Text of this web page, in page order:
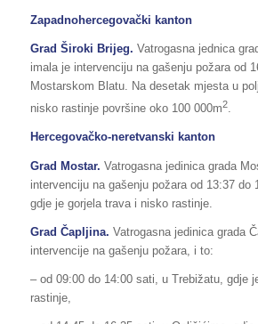
Zapadnohercegovački kanton
Grad Široki Brijeg. Vatrogasna jednica
imala je intervenciju na gašenju požara od
Mostarskom Blatu. Na desetak mjesta u
nisko rastinje površine oko 100 000m2.
Hercegovačko-neretvanski kanton
Grad Mostar. Vatrogasna jedinica grada
intervenciju na gašenju požara od 13:37 do
gdje je gorjela trava i nisko rastinje.
Grad Čapljina. Vatrogasna jedinica grada
intervencije na gašenju požara, i to:
– od 09:00 do 14:00 sati, u Trebižatu, gdje
rastinje,